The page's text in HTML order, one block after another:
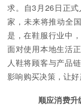
求。自3月26日正
家，未来将推动全
是，在鞋服行业中
面对使用本地生活
人鞋将顾客与产品
影响购买决策，让好
顺应消费升